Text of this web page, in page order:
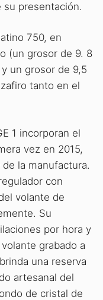
su presentación.
750, en
(un grosor de 9. 8
un grosor de 9,5
tanto en el
1 incorporan el
vez en 2015,
la manufactura.
con
volante de
Su
por hora y
grabado a
una reserva
artesanal del
de cristal de